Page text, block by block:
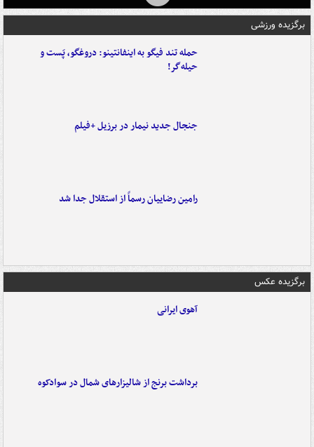
برگزیده ورزشی
حمله تند فیگو به اینفانتینو: دروغگو، پَست‌ و
حیله‌گر!
جنجال جدید نیمار در برزیل +فیلم
رامین رضاییان رسماً از استقلال جدا شد
برگزیده عکس
آهوی ایرانی
برداشت برنج از شالیزارهای شمال در سوادکوه